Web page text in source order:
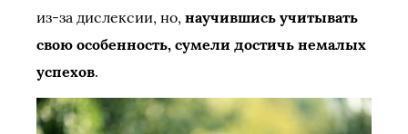
из-за дислексии, но, научившись учитывать
свою особенность, сумели достичь немалых
успехов.